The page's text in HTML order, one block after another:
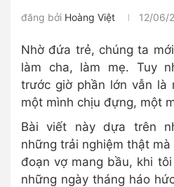
đăng bởi Hoàng Việt 12/06/
Nhờ đứa trẻ, chúng ta
làm cha, làm mẹ. Tuy
trước giờ phần lớn vẫn là
một mình chịu đựng, một
Bài viết này dựa trên
những trải nghiệm thật
đoạn vợ mang bầu, khi
những ngày tháng háo